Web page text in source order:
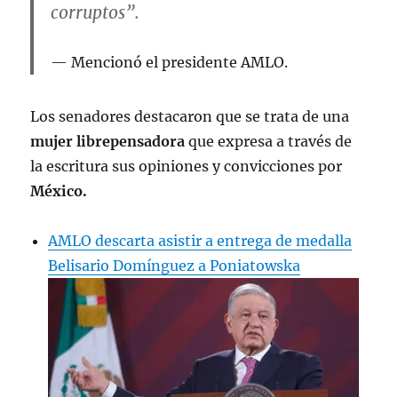
corruptos”.
Mencionó el presidente AMLO.
Los senadores destacaron que se trata de una
mujer librepensadora que expresa a través de
la escritura sus opiniones y convicciones por
México.
AMLO descarta asistir a entrega de medalla
Belisario Domínguez a Poniatowska